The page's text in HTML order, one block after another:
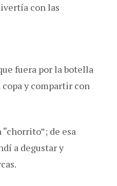
con las
fuera por la botella
y compartir con
de esa
a degustar y